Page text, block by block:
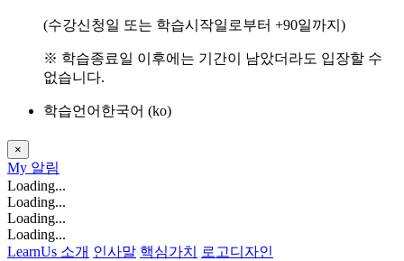
(수강신청일 또는 학습시작일로부터 +90일까지)
※ 학습종료일 이후에는 기간이 남았더라도 입장할 수
없습니다.
학습언어 한국어 ‎(ko)‎
×
My 알림
Loading...
Loading...
Loading...
Loading...
LearnUs 소개 인사말 핵심가치
로고디자인